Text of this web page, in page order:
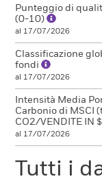
Punteggio di
(0-10)
al 17/07/2026
Classificazione
fondi
al 17/07/2026
Intensità Media
Carbonio di MSCI
CO2/VENDITE IN
al 17/07/2026
Tutti i